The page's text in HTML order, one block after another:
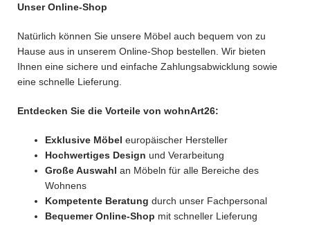
Unser Online-Shop
Natürlich können Sie unsere Möbel auch bequem von zu
Hause aus in unserem Online-Shop bestellen. Wir bieten
Ihnen eine sichere und einfache Zahlungsabwicklung sowie
eine schnelle Lieferung.
Entdecken Sie die Vorteile von wohnArt26:
Exklusive Möbel europäischer Hersteller
Hochwertiges Design und Verarbeitung
Große Auswahl an Möbeln für alle Bereiche des
Wohnens
Kompetente Beratung durch unser Fachpersonal
Bequemer Online-Shop mit schneller Lieferung